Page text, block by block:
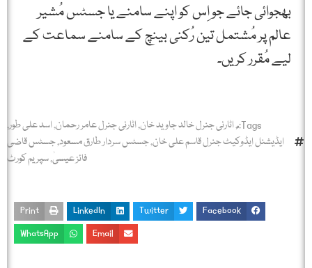
بھجوائی جائے جو اِس کو اپنے سامنے یا جسٹس مُشیر
عالم پر مُشتمل تین رُکنی بینچ کے سامنے سماعت کے
لیے مُقرر کریں۔
Tags:
,اٹارنی جنرل خالد جاوید خان,اٹارنی جنرل عامر رحمان,اسد علی طور,
ایڈیشنل ایڈوکیٹ جنرل قاسم علی خان,جسٹس سردار طارق مسعود,جسٹس قاضی
فائز عیسیٰ,سپریم کورٹ
Facebook
Twitter
LinkedIn
Print
Email
WhatsApp